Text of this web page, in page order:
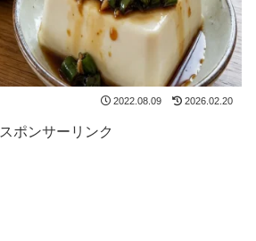
2022.08.09 2026.02.20
スポンサーリンク